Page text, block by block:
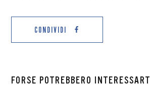
CONDIVIDI
FORSE POTREBBERO INTERESSARTI